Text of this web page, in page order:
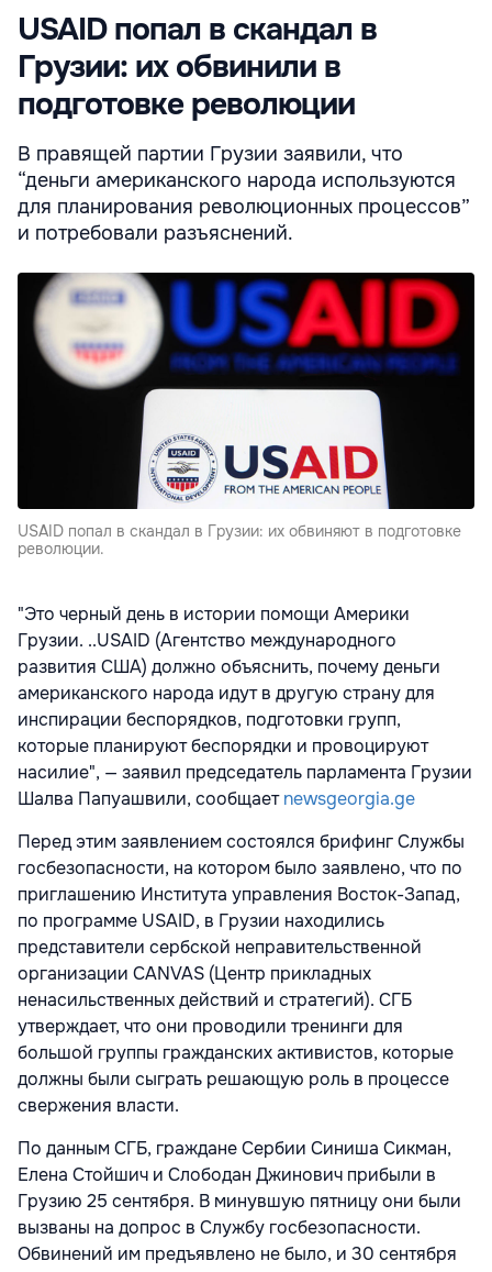
USAID попал в скандал в
Грузии: их обвинили в
подготовке революции
В правящей партии Грузии заявили, что
“деньги американского народа используются
для планирования революционных процессов”
и потребовали разъяснений.
USAID попал в скандал в Грузии: их обвиняют в подготовке
революции.
"Это черный день в истории помощи Америки
Грузии. ..USAID (Агентство международного
развития США) должно объяснить, почему деньги
американского народа идут в другую страну для
инспирации беспорядков, подготовки групп,
которые планируют беспорядки и провоцируют
насилие", — заявил председатель парламента Грузии
Шалва Папуашвили, сообщаетnewsgeorgia.ge
Перед этим заявлением состоялся брифинг Службы
госбезопасности, на котором было заявлено, что по
приглашению Института управления Восток-Запад,
по программе USAID, в Грузии находились
представители сербской неправительственной
организации СANVAS (Центр прикладных
ненасильственных действий и стратегий). СГБ
утверждает, что они проводили тренинги для
большой группы гражданских активистов, которые
должны были сыграть решающую роль в процессе
свержения власти.
По данным СГБ, граждане Сербии Синиша Сикман,
Елена Стойшич и Слободан Джинович прибыли в
Грузию 25 сентября. В минувшую пятницу они были
вызваны на допрос в Службу госбезопасности.
Обвинений им предъявлено не было, и 30 сентября